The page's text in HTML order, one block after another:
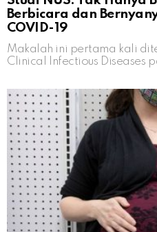
Berbicara dan
COVID-19
Makalah ini pertama kali
Clinical Infectious Diseases